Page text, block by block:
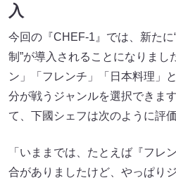
入
今回の『CHEF-1』では、新た
制”が導入されることになりまし
ン」「フレンチ」「日本料理」
分が戦うジャンルを選択できま
て、下國シェフは次のように評価
「いままでは、たとえば『フレ
合がありましたけど、やっぱり